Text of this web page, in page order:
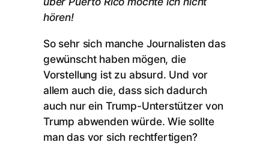
hören!
So sehr sich manche Journalisten das
gewünscht haben mögen, die
Vorstellung ist zu absurd. Und vor
allem auch die, dass sich dadurch
auch nur ein Trump-Unterstützer von
Trump abwenden würde. Wie sollte
man das vor sich rechtfertigen?